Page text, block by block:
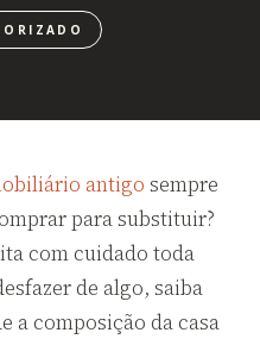
antigo sempre
para substituir?
com cuidado toda
de algo, saiba
a composição da casa